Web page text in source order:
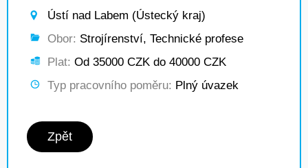
Ústí nad Labem (Ústecký kraj)
Obor: Strojírenství, Technické profese
Plat: Od 35000 CZK do 40000 CZK
Typ pracovního poměru: Plný úvazek
Zpět